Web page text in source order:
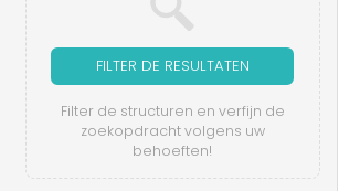
FILTER DE RESULTATEN
Filter de structuren en verfijn de
zoekopdracht volgens uw
behoeften!